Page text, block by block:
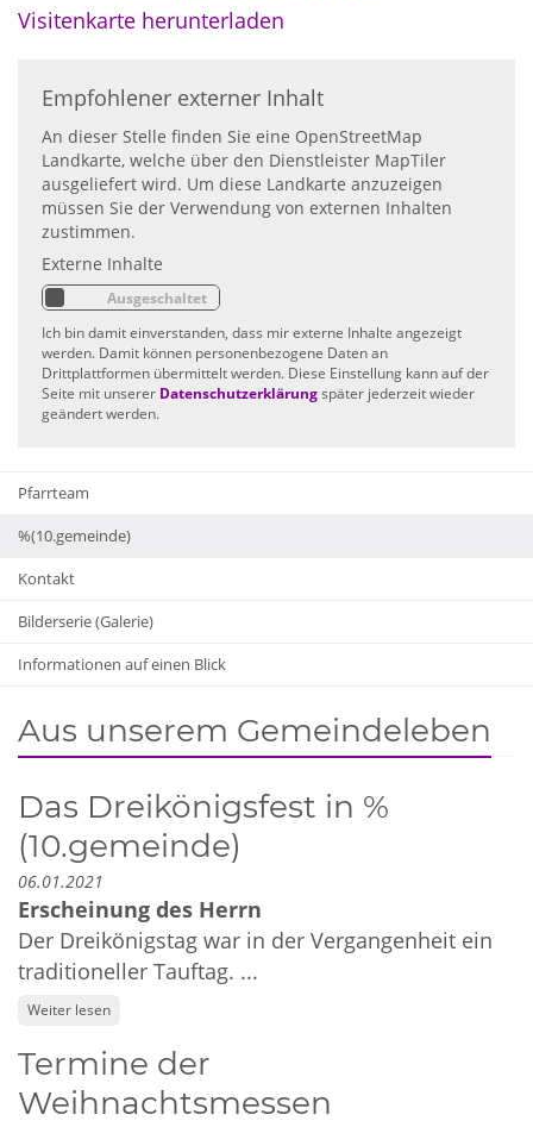
Visitenkarte herunterladen
Empfohlener externer Inhalt
An dieser Stelle finden Sie eine OpenStreetMap
Landkarte, welche über den Dienstleister MapTiler
ausgeliefert wird. Um diese Landkarte anzuzeigen
müssen Sie der Verwendung von externen Inhalten
zustimmen.
Externe Inhalte
Ich bin damit einverstanden, dass mir externe Inhalte angezeigt
werden. Damit können personenbezogene Daten an
Drittplattformen übermittelt werden. Diese Einstellung kann auf der
Seite mit unserer Datenschutzerklärungspäter jederzeit wieder
geändert werden.
Pfarrteam
%(10.gemeinde)
Kontakt
Bilderserie (Galerie)
Informationen auf einen Blick
Aus unserem Gemeindeleben
Das Dreikönigsfest in %
(10.gemeinde)
06.01.2021
Erscheinung des Herrn
Der Dreikönigstag war in der Vergangenheit ein
traditioneller Tauftag. ...
Weiter lesen
Termine der
Weihnachtsmessen